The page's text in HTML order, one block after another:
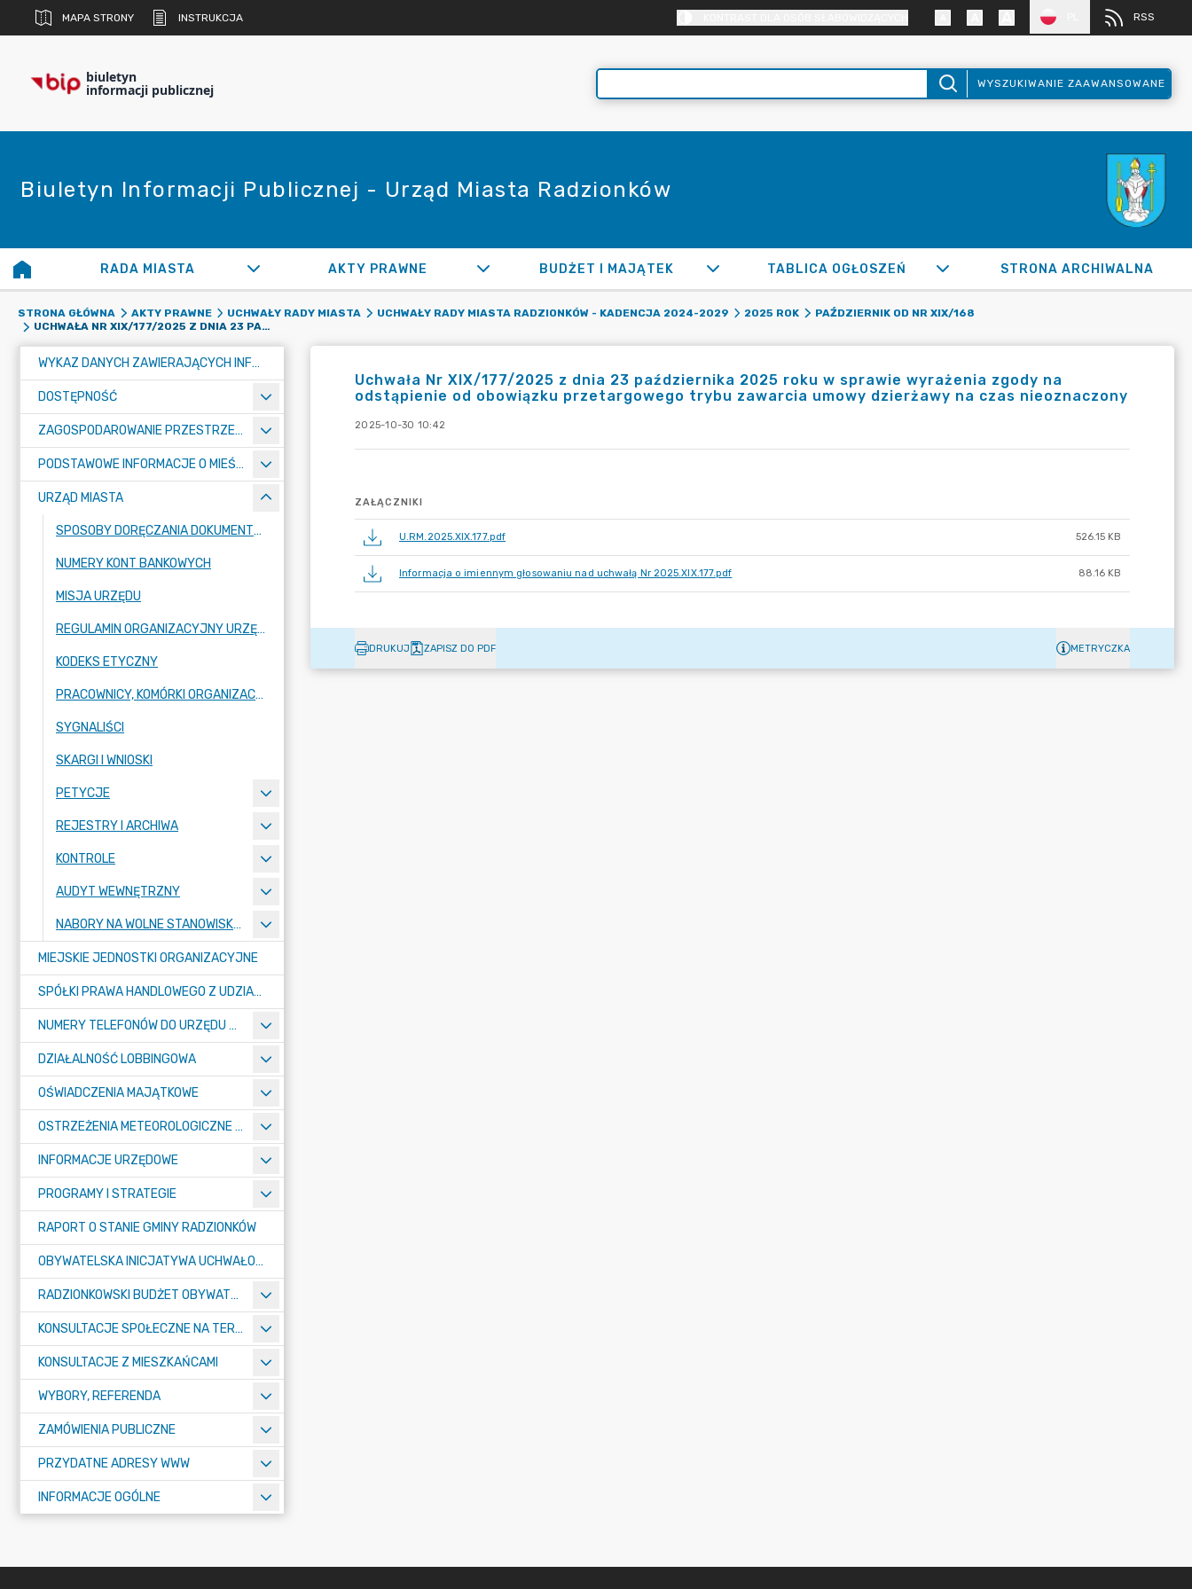
MAPA STRONY INSTRUKCJA RSS
biuletyn
informacji publicznej WYSZUKIWANIE ZAAWANSOWANE
Biuletyn Informacji Publicznej - Urząd Miasta Radzionków
RADA MIASTA AKTY PRAWNE BUDŻET I MAJĄTEK TABLICA OGŁOSZEŃ STRONA ARCHIWALNA
STRONA GŁÓWNA AKTY PRAWNE UCHWAŁY RADY MIASTA UCHWAŁY RADY MIASTA RADZIONKÓW - KADENCJA 2024-2029 2025 ROK
PAŹDZIERNIK OD NR XIX/168
UCHWAŁA NR XIX/177/2025 Z DNIA 23 PAŹDZIERNIKA 2025 ROKU W SPRAWIE WYRAŻENIA ZGODY NA ODSTĄPIENIE OD OBOWIĄZKU PRZETARGOWEGO TRYBU ZAWARCIA UMOWY DZIERŻAWY NA CZAS NIEOZNACZONY
WYKAZ DANYCH ZAWIERAJĄCYCH INFORMACJE O ŚRODOWISKU I JEGO OCHRONIE
DOSTĘPNOŚĆ
ZAGOSPODAROWANIE PRZESTRZENNE
PODSTAWOWE INFORMACJE O MIEŚCIE
URZĄD MIASTA
SPOSOBY DORĘCZANIA DOKUMENTÓW DO URZĘDU MIASTA RADZIONKÓW
NUMERY KONT BANKOWYCH
MISJA URZĘDU
REGULAMIN ORGANIZACYJNY URZĘDU
KODEKS ETYCZNY
PRACOWNICY, KOMÓRKI ORGANIZACYJNE URZĘDU
SYGNALIŚCI
SKARGI I WNIOSKI
PETYCJE
REJESTRY I ARCHIWA
KONTROLE
AUDYT WEWNĘTRZNY
NABORY NA WOLNE STANOWISKA PRACY
MIEJSKIE JEDNOSTKI ORGANIZACYJNE
SPÓŁKI PRAWA HANDLOWEGO Z UDZIAŁEM GMINY
NUMERY TELEFONÓW DO URZĘDU MIASTA, MIEJSKICH JEDNOSTEK ORGANIZACYJNYCH ORAZ SPÓŁEK PRAWA HANDLOWEGO Z UDZIAŁEM GMINY
DZIAŁALNOŚĆ LOBBINGOWA
OŚWIADCZENIA MAJĄTKOWE
OSTRZEŻENIA METEOROLOGICZNE O ZŁYM STANIE POWIETRZA I INNE
INFORMACJE URZĘDOWE
PROGRAMY I STRATEGIE
RAPORT O STANIE GMINY RADZIONKÓW
OBYWATELSKA INICJATYWA UCHWAŁODAWCZA
RADZIONKOWSKI BUDŻET OBYWATELSKI
KONSULTACJE SPOŁECZNE NA TERENIE MIASTA RADZIONKÓW
KONSULTACJE Z MIESZKAŃCAMI
WYBORY, REFERENDA
ZAMÓWIENIA PUBLICZNE
PRZYDATNE ADRESY WWW
INFORMACJE OGÓLNE
Uchwała Nr XIX/177/2025 z dnia 23 października 2025 roku w sprawie wyrażenia zgody na
odstąpienie od obowiązku przetargowego trybu zawarcia umowy dzierżawy na czas nieoznaczony
2025-10-30 10:42
ZAŁĄCZNIKI
U.RM.2025.XIX.177.pdf 526.15 KB
Informacja o imiennym głosowaniu nad uchwałą Nr 2025.XIX.177.pdf 88.16 KB
DRUKUJ ZAPISZ DO PDF METRYCZKA